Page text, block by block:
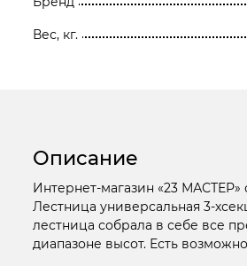
Вес, кг.
Описание
Интернет-магазин «23
Лестница универсальная 3-
лестница собрала в себе все
диапазоне высот. Есть